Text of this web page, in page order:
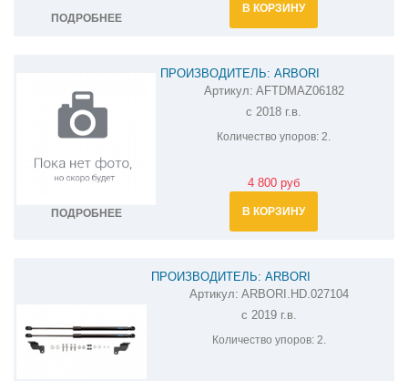
ПОДРОБНЕЕ
В КОРЗИНУ
ПОДРОБНЕЕ
ПРОИЗВОДИТЕЛЬ: ARBORI
АМОРТИЗАТОР (УПОР) БАГАЖНИКА НА
MAZDA 6 AFTDMAZ06182
Артикул: AFTDMAZ06182
с 2018 г.в.
Количество упоров: 2.
4 800 руб
В КОРЗИНУ
ПРОИЗВОДИТЕЛЬ: ARBORI
АМОРТИЗАТОРЫ (УПОРЫ) КАПОТА НА
MAZDA CX-30 ARBORI.HD.027104
Артикул: ARBORI.HD.027104
с 2019 г.в.
Количество упоров: 2.